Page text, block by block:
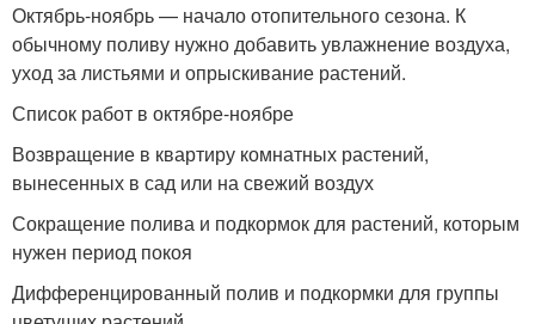
Октябрь-ноябрь — начало отопительного сезона. К
обычному поливу нужно добавить увлажнение воздуха,
уход за листьями и опрыскивание растений.
Список работ в октябре-ноябре
Возвращение в квартиру комнатных растений,
вынесенных в сад или на свежий воздух
Сокращение полива и подкормок для растений, которым
нужен период покоя
Дифференцированный полив и подкормки для группы